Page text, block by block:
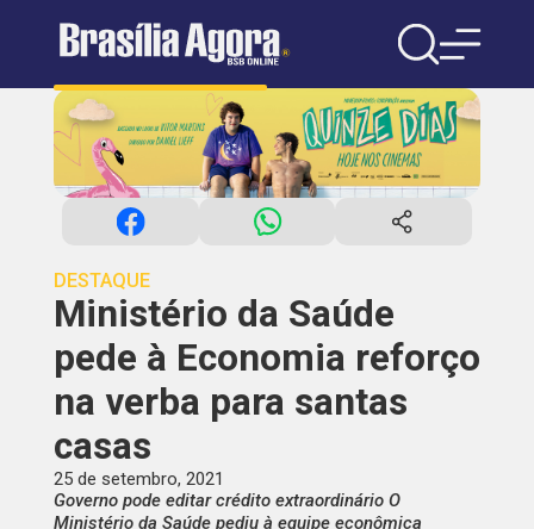
DESTAQUE
Ministério da Saúde
pede à Economia reforço
na verba para santas
casas
25 de setembro, 2021
Governo pode editar crédito extraordinário O
Ministério da Saúde pediu à equipe econômica